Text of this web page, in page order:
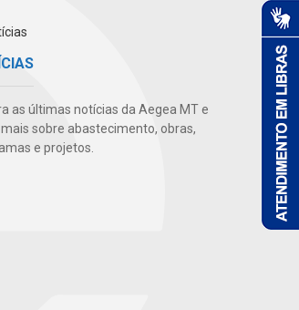
as últimas notícias da Aegea MT e
sobre abastecimento, obras,
e projetos.